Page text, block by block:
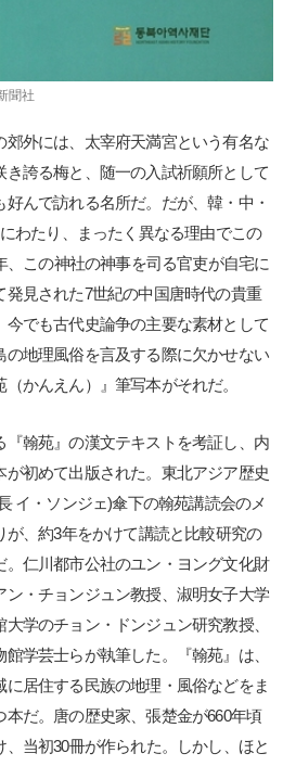
聞社
外には、太宰府天満宮という有名な
誇る梅と、随一の入試祈願所として
んで訪れる名所だ。だが、韓・中・
わたり、まったく異なる理由でこの
、この神社の神事を司る官吏が自宅に
見された7世紀の中国唐時代の貴重
でも古代史論争の主要な素材として
地理風俗を言及する際に欠かせない
かんえん）』筆写本がそれだ。
翰苑』の漢文テキストを考証し、内
初めて出版された。東北アジア歴史
イ・ソンジェ)傘下の翰苑講読会のメ
が、約3年をかけて講読と比較研究の
仁川都市公社のユン・ヨング文化財
・チョンジュン教授、淑明女子大学
学のチョン・ドンジュン研究教授、
学芸士らが執筆した。『翰苑』は、
居住する民族の地理・風俗などをま
だ。唐の歴史家、張楚金が660年頃
当初30冊が作られた。しかし、ほと